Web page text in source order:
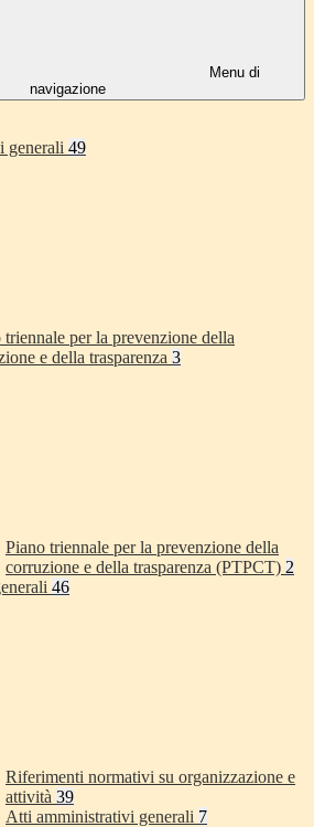
Menu di
navigazione
generali 49
triennale per la prevenzione della
e della trasparenza 3
Piano triennale per la prevenzione della
corruzione e della trasparenza (PTPCT) 2
46
Riferimenti normativi su organizzazione e
attività 39
Atti amministrativi generali 7